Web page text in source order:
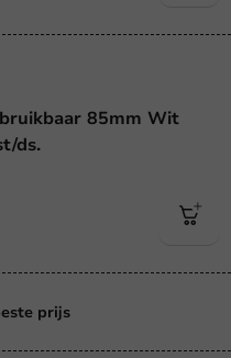
85mm Wit
ds.
prijs